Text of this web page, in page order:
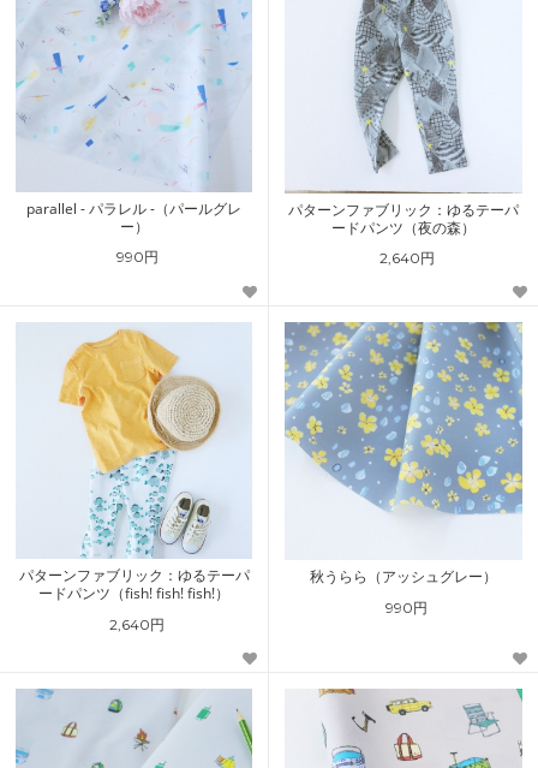
parallel - パラレル -（パールグレ
ー）
990円
パターンファブリック：ゆるテーパ
ードパンツ（夜の森）
2,640円
パターンファブリック：ゆるテーパ
ードパンツ（fish! fish! fish!）
2,640円
秋うらら（アッシュグレー）
990円